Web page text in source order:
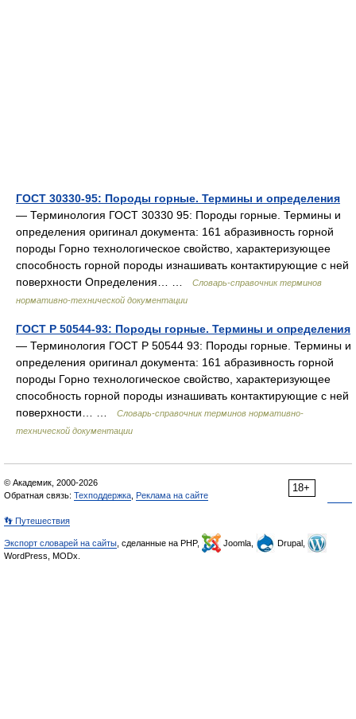
ГОСТ 30330-95: Породы горные. Термины и определения
— Терминология ГОСТ 30330 95: Породы горные. Термины и
определения оригинал документа: 161 абразивность горной
породы Горно технологическое свойство, характеризующее
способность горной породы изнашивать контактирующие с ней
поверхности Определения… …
Словарь-справочник терминов
нормативно-технической документации
ГОСТ Р 50544-93: Породы горные. Термины и определения
— Терминология ГОСТ Р 50544 93: Породы горные. Термины и
определения оригинал документа: 161 абразивность горной
породы Горно технологическое свойство, характеризующее
способность горной породы изнашивать контактирующие с ней
поверхности… …
Словарь-справочник терминов нормативно-
технической документации
18+
© Академик, 2000-2026
Обратная связь: Техподдержка Реклама на сайте
👣 Путешествия
Экспорт словарей на сайты , сделанные на PHP, Joomla,
Drupal,
WordPress, MODx.